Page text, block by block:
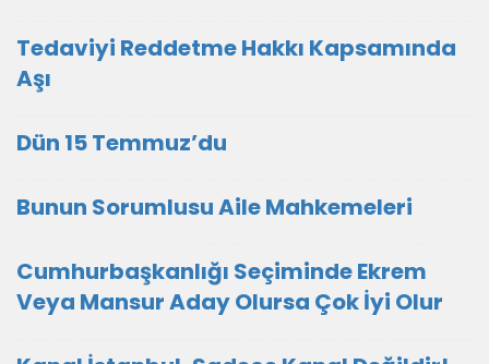
Tedaviyi Reddetme Hakkı Kapsamında
Aşı
Dün 15 Temmuz’du
Bunun Sorumlusu Aile Mahkemeleri
Cumhurbaşkanlığı Seçiminde Ekrem
Veya Mansur Aday Olursa Çok İyi Olur